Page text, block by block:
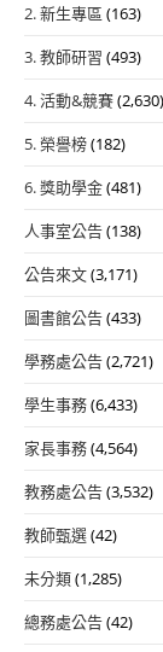
2. 新生專區 (163)
3. 教師研習 (493)
4. 活動&競賽(2,630)
5. 榮譽榜(182)
6. 獎助學金(481)
人事室公告(138)
公告來文(3,171)
圖書館公告(433)
學務處公告(2,721)
學生事務(6,433)
家長事務(4,564)
教務處公告(3,532)
教師甄選(42)
未分類(1,285)
總務處公告(42)